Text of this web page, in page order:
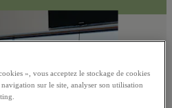
», vous acceptez le stockage de cookies
sur le site, analyser son utilisation